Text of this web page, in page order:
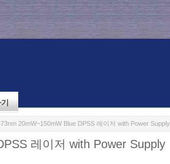
20mW~150mW Blue DPSS 레이저 with Power Supply
레이저 with Power Supply